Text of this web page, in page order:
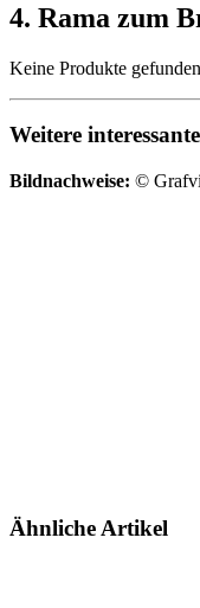
4. Rama zum
Keine Produkte
Weitere
Bildnachweise: ©
Ähnliche Artikel